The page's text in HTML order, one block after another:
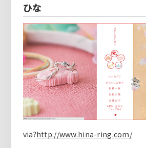
ひな
via?http://www.hina-ring.com/